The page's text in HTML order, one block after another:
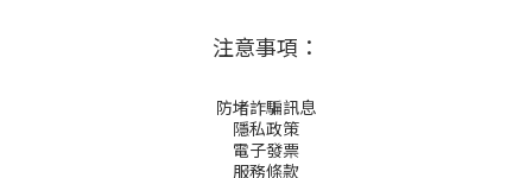
注意事項：
防堵詐騙訊息
隱私政策
電子發票
服務條款